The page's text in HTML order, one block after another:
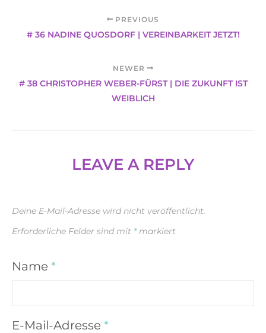
PREVIOUS
# 36 NADINE QUOSDORF | VEREINBARKEIT JETZT!
NEWER
# 38 CHRISTOPHER WEBER-FÜRST | DIE ZUKUNFT IST
WEIBLICH
LEAVE A REPLY
Deine E-Mail-Adresse wird nicht veröffentlicht.
Erforderliche Felder sind mit *markiert
Name *
E-Mail-Adresse *